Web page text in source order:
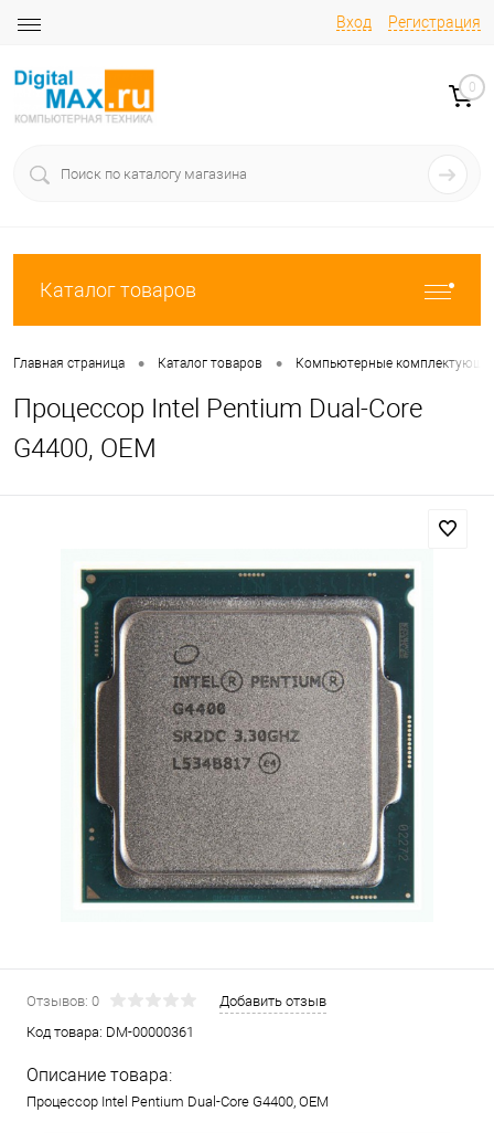
Вход Регистрация
0
Каталог товаров
Главная страница • Каталог товаров • Компьютерные
Процессор Intel Pentium Dual-Core
G4400, OEM
Отзывов: 0
Добавить отзыв
Код товара: DM-00000361
Описание товара:
Процессор Intel Pentium Dual-Core G4400, OEM